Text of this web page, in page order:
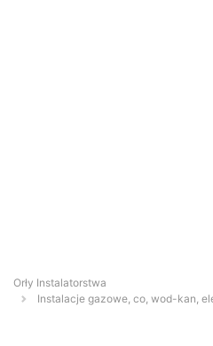
Orły Instalatorstwa
Instalacje gazowe, co, wod-kan,